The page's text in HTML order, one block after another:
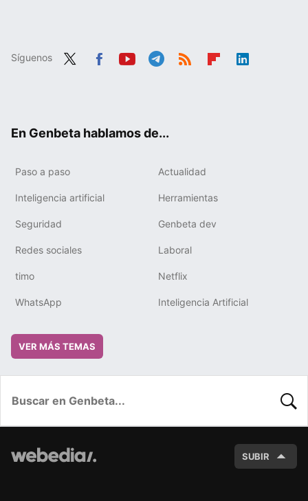
Síguenos
En Genbeta hablamos de...
Paso a paso Actualidad
Inteligencia artificial Herramientas
Seguridad Genbeta dev
Redes sociales Laboral
timo Netflix
WhatsApp Inteligencia Artificial
VER MÁS TEMAS
SUBIR